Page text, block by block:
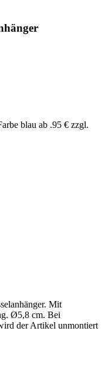
Mit
Ø5,8 cm. Bei
der Artikel unmontiert